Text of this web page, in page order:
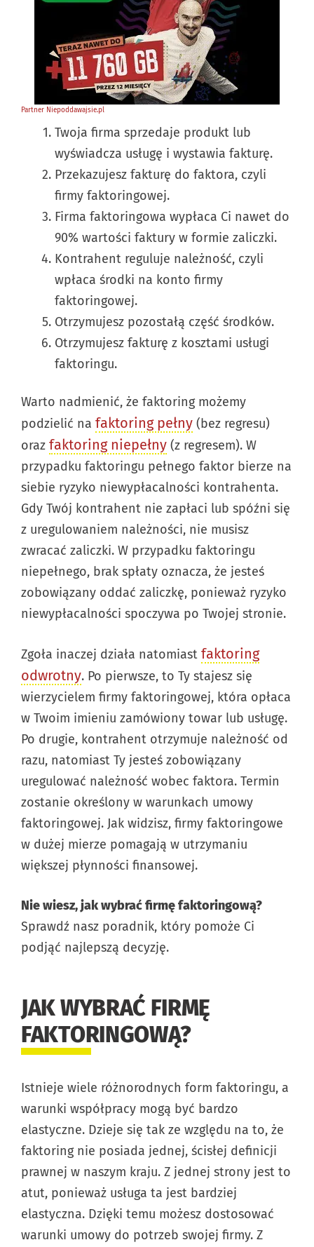
Twoja firma sprzedaje produkt lub
wyświadcza usługę i wystawia fakturę.
Przekazujesz fakturę do faktora, czyli
firmy faktoringowej.
Firma faktoringowa wypłaca Ci nawet do
90% wartości faktury w formie zaliczki.
Kontrahent reguluje należność, czyli
wpłaca środki na konto firmy
faktoringowej.
Otrzymujesz pozostałą część środków.
Otrzymujesz fakturę z kosztami usługi
faktoringu.
Warto nadmienić, że faktoring możemy
podzielić na faktoring pełny (bez regresu)
oraz faktoring niepełny (z regresem). W
przypadku faktoringu pełnego faktor bierze na
siebie ryzyko niewypłacalności kontrahenta.
Gdy Twój kontrahent nie zapłaci lub spóźni się
z uregulowaniem należności, nie musisz
zwracać zaliczki. W przypadku faktoringu
niepełnego, brak spłaty oznacza, że jesteś
zobowiązany oddać zaliczkę, ponieważ ryzyko
niewypłacalności spoczywa po Twojej stronie.
Zgoła inaczej działa natomiast faktoring
odwrotny. Po pierwsze, to Ty stajesz się
wierzycielem firmy faktoringowej, która opłaca
w Twoim imieniu zamówiony towar lub usługę.
Po drugie, kontrahent otrzymuje należność od
razu, natomiast Ty jesteś zobowiązany
uregulować należność wobec faktora. Termin
zostanie określony w warunkach umowy
faktoringowej. Jak widzisz, firmy faktoringowe
w dużej mierze pomagają w utrzymaniu
większej płynności finansowej.
Nie wiesz, jak wybrać firmę faktoringową?
Sprawdź nasz poradnik, który pomoże Ci
podjąć najlepszą decyzję.
JAK WYBRAĆ FIRMĘ
FAKTORINGOWĄ?
Istnieje wiele różnorodnych form faktoringu, a
warunki współpracy mogą być bardzo
elastyczne. Dzieje się tak ze względu na to, że
faktoring nie posiada jednej, ścisłej definicji
prawnej w naszym kraju. Z jednej strony jest to
atut, ponieważ usługa ta jest bardziej
elastyczna. Dzięki temu możesz dostosować
warunki umowy do potrzeb swojej firmy. Z